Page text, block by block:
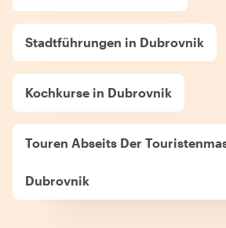
Stadtführungen in Dubrovnik
Kochkurse in Dubrovnik
Touren Abseits Der
Dubrovnik